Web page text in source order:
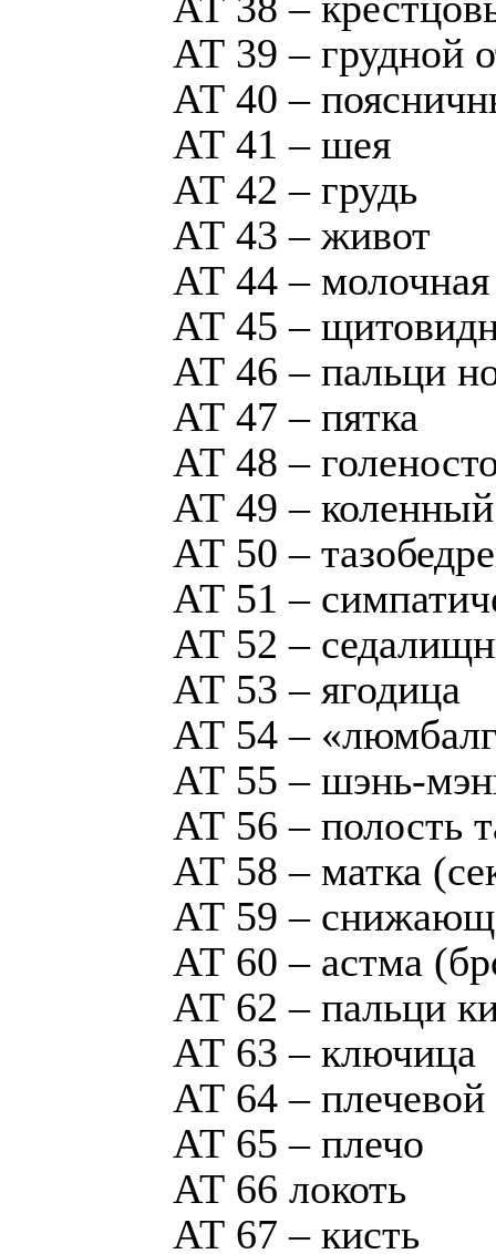
АТ 39 – грудной
АТ 40 –
АТ 41 – шея
АТ 42 – грудь
АТ 43 – живот
АТ 44 – молочная
АТ 45 –
АТ 46 – пальци
АТ 47 – пятка
АТ 48 –
АТ 49 – коленный
АТ 50 –
АТ 51 –
АТ 52 –
АТ 53 – ягодица
АТ 54 –
АТ 55 – шэнь-
АТ 56 – полость
АТ 58 – матка
АТ 59 –
АТ 60 – астма
АТ 62 – пальци
АТ 63 – ключица
АТ 64 – плечевой
АТ 65 – плечо
АТ 66 локоть
АТ 67 – кисть